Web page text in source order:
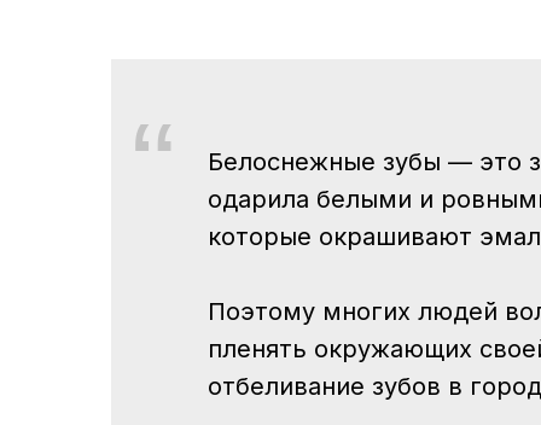
Белоснежные зубы — это
одарила белыми и
которые окрашивают
Поэтому многих людей
пленять окружающих
отбеливание зубов в